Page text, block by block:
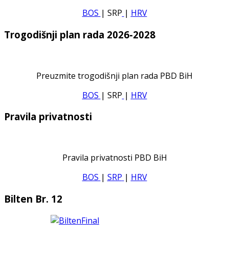
BOS | SRP | HRV
Trogodišnji plan rada 2026-2028
Preuzmite trogodišnji plan rada PBD BiH
BOS | SRP | HRV
Pravila privatnosti
Pravila privatnosti PBD BiH
BOS | SRP | HRV
Bilten Br. 12